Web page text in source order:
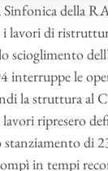
Sinfonica della
i lavori di
scioglimento
interruppe le
la struttura al
ripresero
di
in tempi